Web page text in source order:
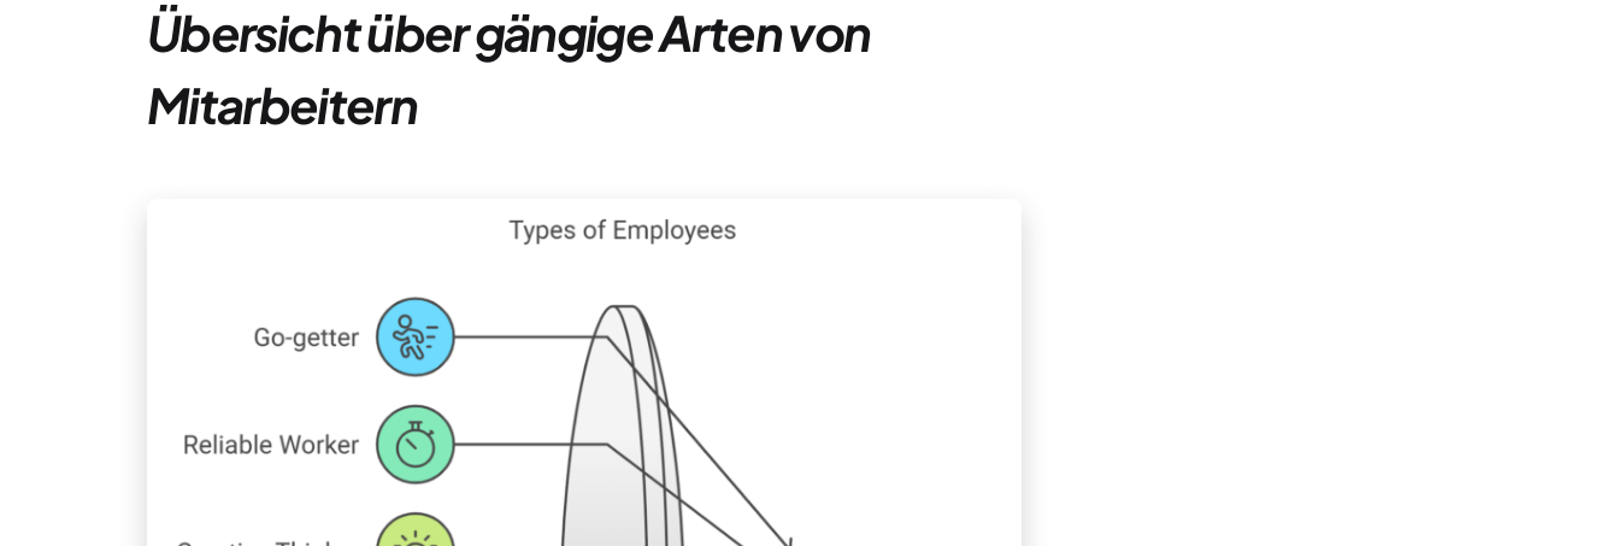
Übersicht über gängige Arten von
Mitarbeitern